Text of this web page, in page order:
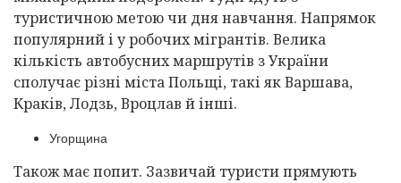
туристичною метою чи дня навчання. Напрямок
популярний і у робочих мігрантів. Велика
кількість автобусних маршрутів з України
сполучає різні міста Польщі, такі як Варшава,
Краків, Лодзь, Вроцлав й інші.
Угорщина
Також має попит. Зазвичай туристи прямують